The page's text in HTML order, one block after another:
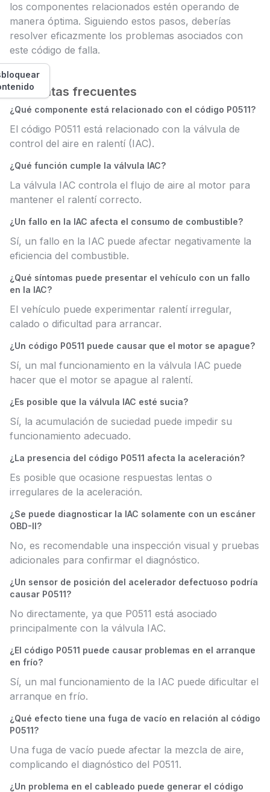
los componentes relacionados estén operando de
manera óptima. Siguiendo estos pasos, deberías
resolver eficazmente los problemas asociados con
este código de falla.
Preguntas frecuentes
¿Qué componente está relacionado con el código P0511?
El código P0511 está relacionado con la válvula de
control del aire en ralentí (IAC).
¿Qué función cumple la válvula IAC?
La válvula IAC controla el flujo de aire al motor para
mantener el ralentí correcto.
¿Un fallo en la IAC afecta el consumo de combustible?
Sí, un fallo en la IAC puede afectar negativamente la
eficiencia del combustible.
¿Qué síntomas puede presentar el vehículo con un fallo
en la IAC?
El vehículo puede experimentar ralentí irregular,
calado o dificultad para arrancar.
¿Un código P0511 puede causar que el motor se apague?
Sí, un mal funcionamiento en la válvula IAC puede
hacer que el motor se apague al ralentí.
¿Es posible que la válvula IAC esté sucia?
Sí, la acumulación de suciedad puede impedir su
funcionamiento adecuado.
¿La presencia del código P0511 afecta la aceleración?
Es posible que ocasione respuestas lentas o
irregulares de la aceleración.
¿Se puede diagnosticar la IAC solamente con un escáner
OBD-II?
No, es recomendable una inspección visual y pruebas
adicionales para confirmar el diagnóstico.
¿Un sensor de posición del acelerador defectuoso podría
causar P0511?
No directamente, ya que P0511 está asociado
principalmente con la válvula IAC.
¿El código P0511 puede causar problemas en el arranque
en frío?
Sí, un mal funcionamiento de la IAC puede dificultar el
arranque en frío.
¿Qué efecto tiene una fuga de vacío en relación al código
P0511?
Una fuga de vacío puede afectar la mezcla de aire,
complicando el diagnóstico del P0511.
¿Un problema en el cableado puede generar el código